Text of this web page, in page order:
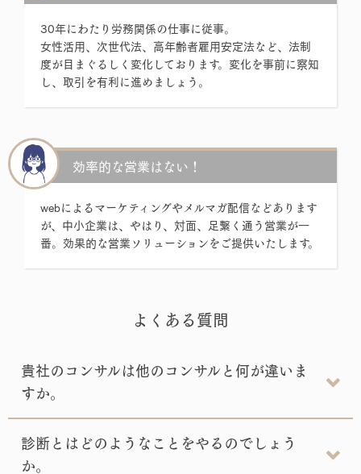
30年にわたり労務関係の仕事に従事。
女性活用、次世代法、高年齢者雇用安定法など、法制
度が目まぐるしく変化しております。変化を事前に察知
し、取引を有利に進めましょう。
効率的な営業はない！
webによるマーケティングやメルマガ配信などあります
が、中小企業は、やはり、対面、足繫く通う営業が一
番。効果的な営業ソリューションをご提供いたします。
よくある質問
貴社のコンサルは他のコンサルと何が違いま
すか。
診断とはどのようなことをやるのでしょう
か。